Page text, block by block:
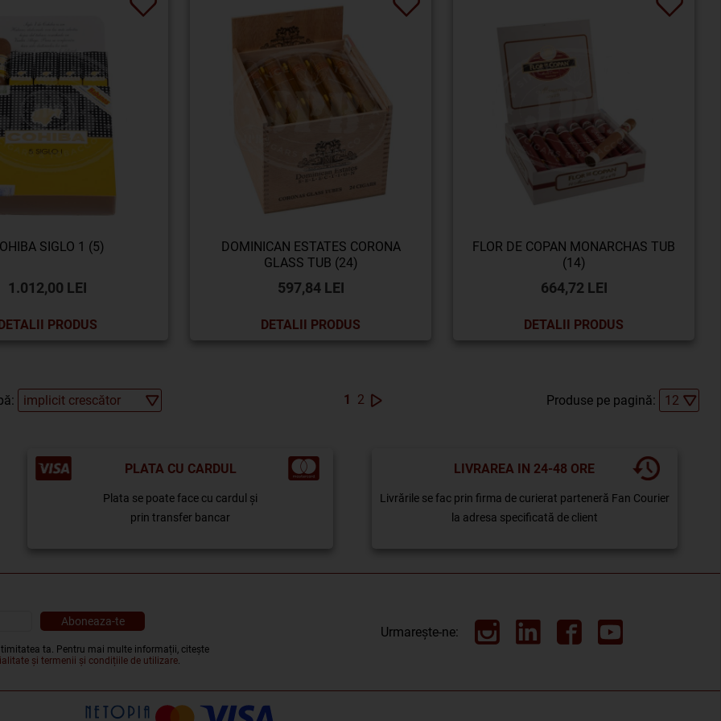
SIGLO 1 (5)
1.012,00 LEI
PRODUS
DOMINICAN ESTATES CORONA
GLASS TUB (24)
597,84 LEI
DETALII PRODUS
FLOR DE COPAN MONARCHAS TUB
(14)
664,72 LEI
DETALII PRODUS
1 2 Produse pe pagină:
PLATA CU CARDUL
Plata se poate face cu cardul și
prin transfer bancar
LIVRAREA IN 24-48 ORE
Livrările se fac prin firma de curierat parteneră Fan Courier
la adresa specificată de client
ta. Pentru mai multe informații, citește
și termenii și condițiile de utilizare
Urmarește-ne: